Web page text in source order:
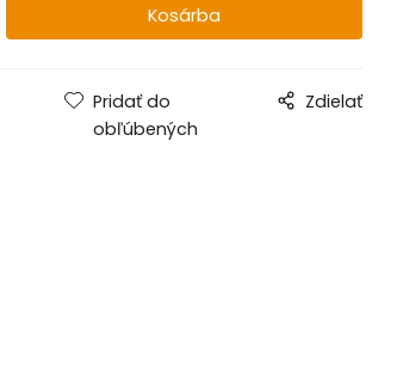
Pridať do
obľúbených
Zdielať